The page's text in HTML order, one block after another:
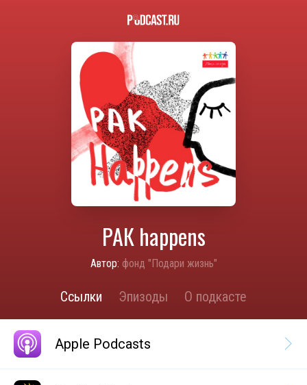
РАК happens
Автор: фонд "Подари жизнь"
Ссылки Эпизоды О подкасте
Apple Podcasts